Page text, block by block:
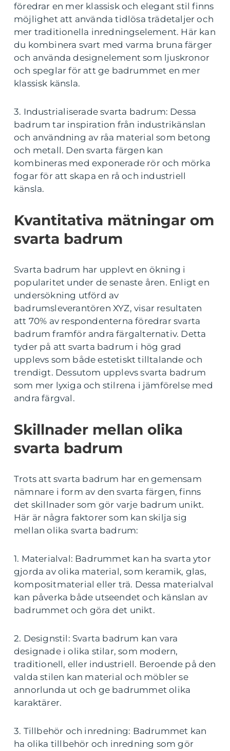
föredrar en mer klassisk och elegant stil finns
möjlighet att använda tidlösa trädetaljer och
mer traditionella inredningselement. Här kan
du kombinera svart med varma bruna färger
och använda designelement som ljuskronor
och speglar för att ge badrummet en mer
klassisk känsla.
3. Industrialiserade svarta badrum: Dessa
badrum tar inspiration från industrikänslan
och användning av råa material som betong
och metall. Den svarta färgen kan
kombineras med exponerade rör och mörka
fogar för att skapa en rå och industriell
känsla.
Kvantitativa mätningar om
svarta badrum
Svarta badrum har upplevt en ökning i
popularitet under de senaste åren. Enligt en
undersökning utförd av
badrumsleverantören XYZ, visar resultaten
att 70% av respondenterna föredrar svarta
badrum framför andra färgalternativ. Detta
tyder på att svarta badrum i hög grad
upplevs som både estetiskt tilltalande och
trendigt. Dessutom upplevs svarta badrum
som mer lyxiga och stilrena i jämförelse med
andra färgval.
Skillnader mellan olika
svarta badrum
Trots att svarta badrum har en gemensam
nämnare i form av den svarta färgen, finns
det skillnader som gör varje badrum unikt.
Här är några faktorer som kan skilja sig
mellan olika svarta badrum:
1. Materialval: Badrummet kan ha svarta ytor
gjorda av olika material, som keramik, glas,
kompositmaterial eller trä. Dessa materialval
kan påverka både utseendet och känslan av
badrummet och göra det unikt.
2. Designstil: Svarta badrum kan vara
designade i olika stilar, som modern,
traditionell, eller industriell. Beroende på den
valda stilen kan material och möbler se
annorlunda ut och ge badrummet olika
karaktärer.
3. Tillbehör och inredning: Badrummet kan
ha olika tillbehör och inredning som gör